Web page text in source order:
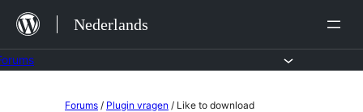
naar
de
Nederlands
Forums / Plugin vragen / Like to download